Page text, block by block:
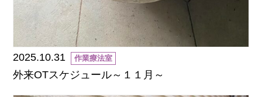
2025.10.31 作業療法室
外来OTスケジュール～１１月～